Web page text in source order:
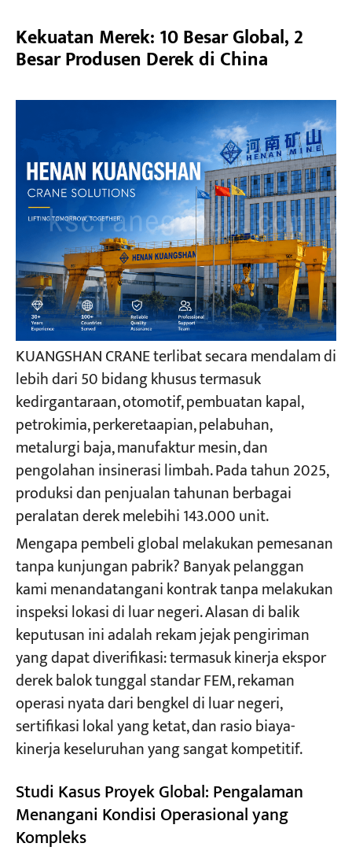
Kekuatan Merek: 10 Besar Global, 2
Besar Produsen Derek di China
KUANGSHAN CRANE terlibat secara mendalam di
lebih dari 50 bidang khusus termasuk
kedirgantaraan, otomotif, pembuatan kapal,
petrokimia, perkeretaapian, pelabuhan,
metalurgi baja, manufaktur mesin, dan
pengolahan insinerasi limbah. Pada tahun 2025,
produksi dan penjualan tahunan berbagai
peralatan derek melebihi 143.000 unit.
Mengapa pembeli global melakukan pemesanan
tanpa kunjungan pabrik? Banyak pelanggan
kami menandatangani kontrak tanpa melakukan
inspeksi lokasi di luar negeri. Alasan di balik
keputusan ini adalah rekam jejak pengiriman
yang dapat diverifikasi: termasuk kinerja ekspor
derek balok tunggal standar FEM, rekaman
operasi nyata dari bengkel di luar negeri,
sertifikasi lokal yang ketat, dan rasio biaya-
kinerja keseluruhan yang sangat kompetitif.
Studi Kasus Proyek Global: Pengalaman
Menangani Kondisi Operasional yang
Kompleks